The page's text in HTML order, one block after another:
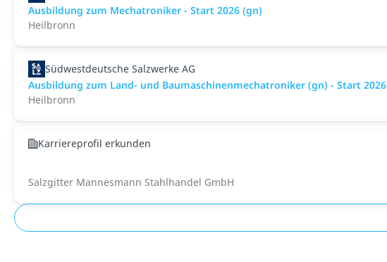
Ausbildung zum Mechatroniker - Start 2026 (gn)
Heilbronn
Südwestdeutsche Salzwerke AG
Ausbildung zum Land- und Baumaschinenmechatroniker (gn) - Start 2026
Heilbronn
Karriereprofil erkunden
Salzgitter Mannesmann Stahlhandel GmbH